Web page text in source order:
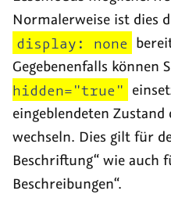
Normalerweise ist dies
display: none
Gegebenenfalls können
hidden="true"
eingeblendeten
wechseln. Dies gilt für
Beschriftung“ wie auch
Beschreibungen“.